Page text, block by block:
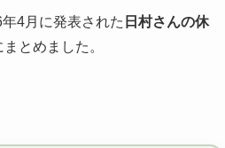
4月に発表された 日村さんの休
とめました。